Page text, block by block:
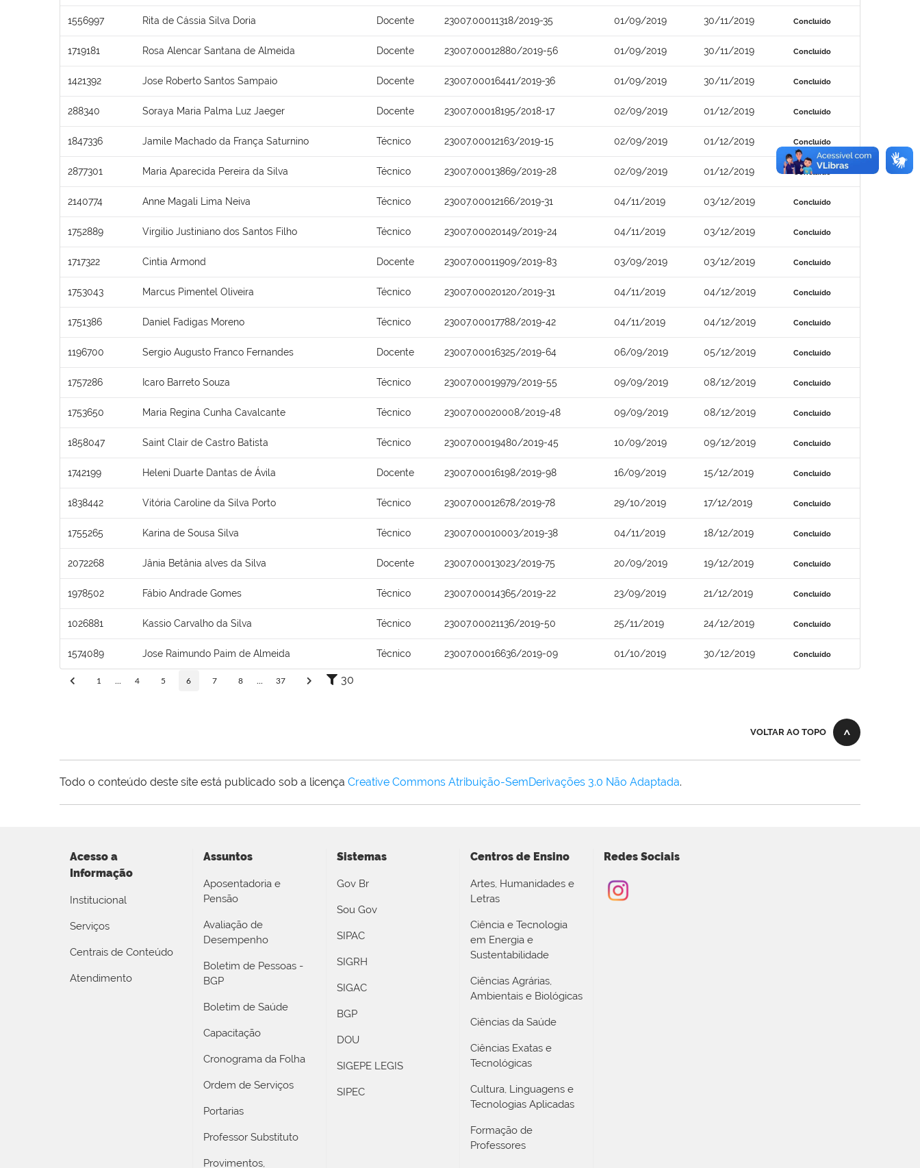
1556997 Rita de Cássia Silva Doria Docente 23007.00011318/2019-35 01/09/2019 30/11/2019 Concluído
1719181 Rosa Alencar Santana de Almeida Docente 23007.00012880/2019-56 01/09/2019 30/11/2019 Concluído
1421392 Jose Roberto Santos Sampaio Docente 23007.00016441/2019-36 01/09/2019 30/11/2019 Concluído
288340 Soraya Maria Palma Luz Jaeger Docente 23007.00018195/2018-17 02/09/2019 01/12/2019 Concluído
1847336 Jamile Machado da França Saturnino Técnico 23007.00012163/2019-15 02/09/2019 01/12/2019 Concluído
2877301 Maria Aparecida Pereira da Silva Técnico 23007.00013869/2019-28 02/09/2019 01/12/2019 Concluído
2140774 Anne Magali Lima Neiva Técnico 23007.00012166/2019-31 04/11/2019 03/12/2019 Concluído
1752889 Virgilio Justiniano dos Santos Filho Técnico 23007.00020149/2019-24 04/11/2019 03/12/2019 Concluído
1717322 Cintia Armond Docente 23007.00011909/2019-83 03/09/2019 03/12/2019 Concluído
1753043 Marcus Pimentel Oliveira Técnico 23007.00020120/2019-31 04/11/2019 04/12/2019 Concluído
1751386 Daniel Fadigas Moreno Técnico 23007.00017788/2019-42 04/11/2019 04/12/2019 Concluído
1196700 Sergio Augusto Franco Fernandes Docente 23007.00016325/2019-64 06/09/2019 05/12/2019 Concluído
1757286 Icaro Barreto Souza Técnico 23007.00019979/2019-55 09/09/2019 08/12/2019 Concluído
1753650 Maria Regina Cunha Cavalcante Técnico 23007.00020008/2019-48 09/09/2019 08/12/2019 Concluído
1858047 Saint Clair de Castro Batista Técnico 23007.00019480/2019-45 10/09/2019 09/12/2019 Concluído
1742199 Heleni Duarte Dantas de Ávila Docente 23007.00016198/2019-98 16/09/2019 15/12/2019 Concluído
1838442 Vitória Caroline da Silva Porto Técnico 23007.00012678/2019-78 29/10/2019 17/12/2019 Concluído
1755265 Karina de Sousa Silva Técnico 23007.00010003/2019-38 04/11/2019 18/12/2019 Concluído
2072268 Jânia Betânia alves da Silva Docente 23007.00013023/2019-75 20/09/2019 19/12/2019 Concluído
1978502 Fábio Andrade Gomes Técnico 23007.00014365/2019-22 23/09/2019 21/12/2019 Concluído
1026881 Kassio Carvalho da Silva Técnico 23007.00021136/2019-50 25/11/2019 24/12/2019 Concluído
1574089 Jose Raimundo Paim de Almeida Técnico 23007.00016636/2019-09 01/10/2019 30/12/2019 Concluído
1 4 5 6 7 8 37 30
VOLTAR AO TOPO
Todo o conteúdo deste site está publicado sob a licença Creative Commons Atribuição-SemDerivações 3.0 Não Adaptada.
Acesso a
Informação
Institucional
Serviços
Centrais de Conteúdo
Atendimento
Assuntos
Aposentadoria e
Pensão
Avaliação de
Desempenho
Boletim de Pessoas -
BGP
Boletim de Saúde
Capacitação
Cronograma da Folha
Ordem de Serviços
Portarias
Professor Substituto
Provimentos,
Sistemas
Gov Br
Sou Gov
SIPAC
SIGRH
SIGAC
BGP
DOU
SIGEPE LEGIS
SIPEC
Centros de Ensino
Artes, Humanidades e
Letras
Ciência e Tecnologia
em Energia e
Sustentabilidade
Ciências Agrárias,
Ambientais e Biológicas
Ciências da Saúde
Ciências Exatas e
Tecnológicas
Cultura, Linguagens e
Tecnologias Aplicadas
Formação de
Professores
Redes Sociais